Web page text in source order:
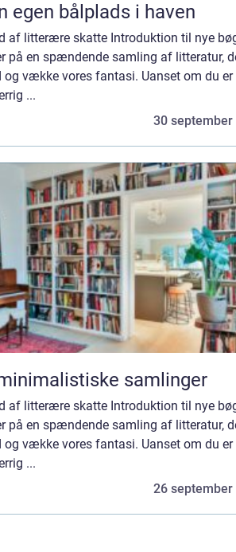
egen bålplads i haven
af litterære skatte Introduktion til nye
på en spændende samling af litteratur,
vække vores fantasi. Uanset om du er
...
30 september
samlinger
af litterære skatte Introduktion til nye
på en spændende samling af litteratur,
vække vores fantasi. Uanset om du er
...
26 september